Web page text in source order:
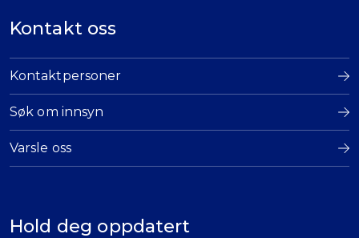
Kontakt oss
Kontaktpersoner
Søk om innsyn
Varsle oss
Hold deg oppdatert